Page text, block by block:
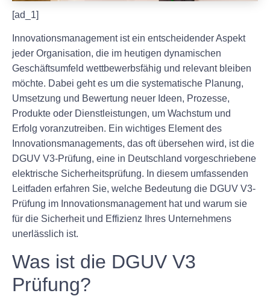
[ad_1]
Innovationsmanagement ist ein entscheidender Aspekt
jeder Organisation, die im heutigen dynamischen
Geschäftsumfeld wettbewerbsfähig und relevant bleiben
möchte. Dabei geht es um die systematische Planung,
Umsetzung und Bewertung neuer Ideen, Prozesse,
Produkte oder Dienstleistungen, um Wachstum und
Erfolg voranzutreiben. Ein wichtiges Element des
Innovationsmanagements, das oft übersehen wird, ist die
DGUV V3-Prüfung, eine in Deutschland vorgeschriebene
elektrische Sicherheitsprüfung. In diesem umfassenden
Leitfaden erfahren Sie, welche Bedeutung die DGUV V3-
Prüfung im Innovationsmanagement hat und warum sie
für die Sicherheit und Effizienz Ihres Unternehmens
unerlässlich ist.
Was ist die DGUV V3
Prüfung?